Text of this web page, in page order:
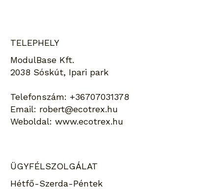
TELEPHELY
ModulBase Kft.
2038 Sóskút, Ipari park
Telefonszám: +36707031378
Email: robert@ecotrex.hu
Weboldal:www.ecotrex.hu
ÜGYFÉLSZOLGÁLAT
Hétfő-Szerda-Péntek